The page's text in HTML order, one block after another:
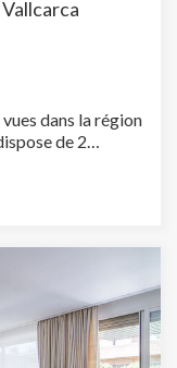
dans la région
de 2
que :Indice
n'a été
un grand